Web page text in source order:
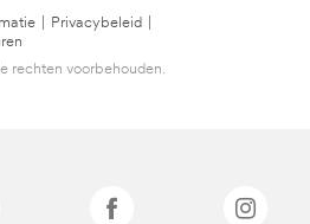
Privacybeleid
rechten voorbehouden.